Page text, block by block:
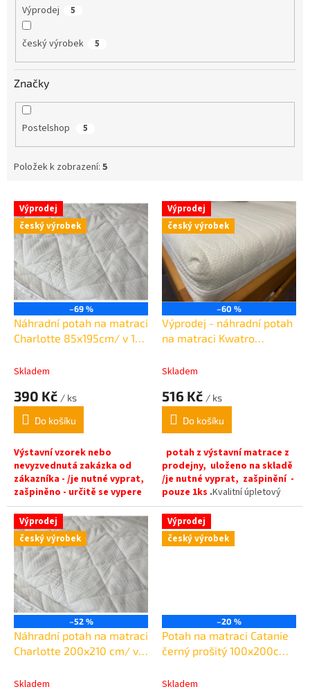
Výprodej 5
český výrobek 5
Značky
Postelshop 5
Položek k zobrazení: 5
V
p
p
Výprodej
český výrobek
–69 %
Náhradní potah na matraci
Charlotte 85x195cm/ v 13-
Skladem
390 Kč / ks
Do košíku
Výstavní vzorek nebo
nevyzvednutá zakázka od
zákazníka - /je nutné vyprat,
zašpiněno - určitě se vypere
- pouze 1ks.Kvalitní úpletový
potah s vysokou absorpcí
vlhkosti, Celková gramáž
potahu:320 g/m²Potah zvýší
jádro matrace o: 2 cm
Výprodej
český výrobek
–60 %
Výprodej - náhradní potah
na matraci Kwatro
Skladem
516 Kč / ks
Do košíku
potah z výstavní matrace z
prodejny, uloženo na skladě
/je nutné vyprat, zašpinění -
pouze 1ks .Kvalitní úpletový
potah s vysokou absorpcí
vlhkosti, Celková gramáž
potahu:320 g/m²
jádro matrace o: 2 cm
Výprodej
český výrobek
–52 %
Náhradní potah na matraci
Charlotte 200x210 cm/ v
Skladem
Výprodej
český výrobek
–20 %
Potah na matraci Catanie
černý prošitý 100x200cm
Skladem